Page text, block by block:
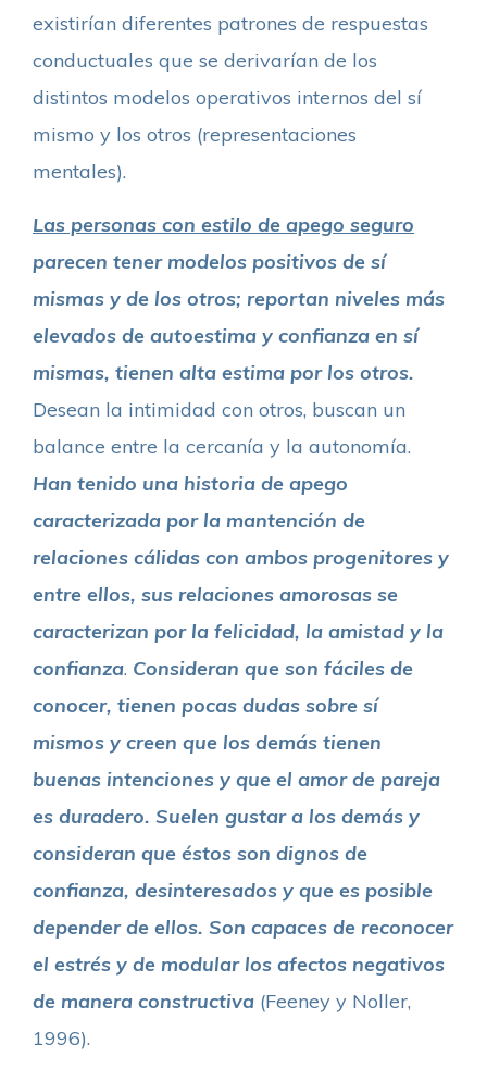
existirían diferentes patrones de respuestas
conductuales que se derivarían de los
distintos modelos operativos internos del sí
mismo y los otros (representaciones
mentales).
Las personas con estilo de apego seguro
parecen tener modelos positivos de sí
mismas y de los otros; reportan niveles más
elevados de autoestima y confianza en sí
mismas, tienen alta estima por los otros.
Desean la intimidad con otros, buscan un
balance entre la cercanía y la autonomía.
Han tenido una historia de apego
caracterizada por la mantención de
relaciones cálidas con ambos progenitores y
entre ellos, sus relaciones amorosas se
caracterizan por la felicidad, la amistad y la
confianza. Consideran que son fáciles de
conocer, tienen pocas dudas sobre sí
mismos y creen que los demás tienen
buenas intenciones y que el amor de pareja
es duradero. Suelen gustar a los demás y
consideran que éstos son dignos de
confianza, desinteresados y que es posible
depender de ellos. Son capaces de reconocer
el estrés y de modular los afectos negativos
de manera constructiva (Feeney y Noller,
1996).